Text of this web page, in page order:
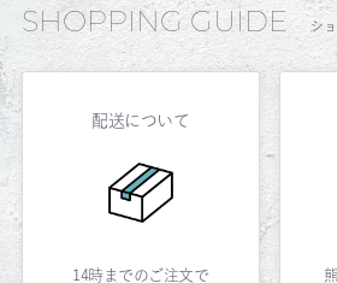
SHOPPING GUIDE シ
配送について
14時までのご注文で